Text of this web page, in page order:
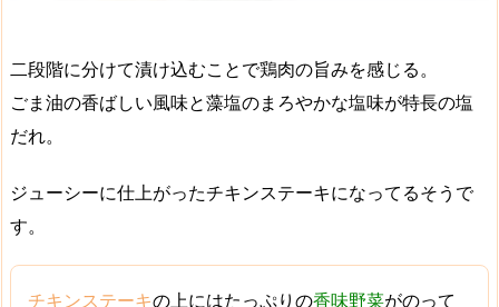
二段階に分けて漬け込むことで鶏肉の旨みを感じる。
ごま油の香ばしい風味と藻塩のまろやかな塩味が特長の塩
だれ。
ジューシーに仕上がったチキンステーキになってるそうで
す。
チキンステーキの上にはたっぷりの香味野菜がのって